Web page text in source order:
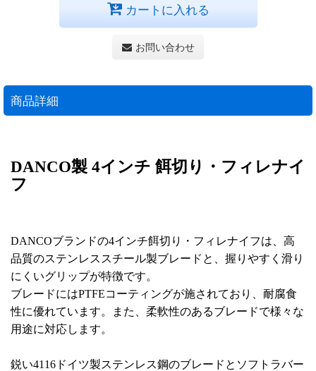
カートに入れる
お問い合わせ
商品詳細
DANCO製 4インチ 餌切り・フィレナイ
フ
DANCOブランドの4インチ餌切り・フィレナイフは、高
品質のステンレススチール製ブレードと、握りやすく滑り
にくいグリップが特徴です。
ブレードにはPTFEコーティングが施されており、耐腐食
性に優れています。また、柔軟性のあるブレードで様々な
用途に対応します。
鋭い4116ドイツ製ステンレス鋼のブレードとソフトラバー